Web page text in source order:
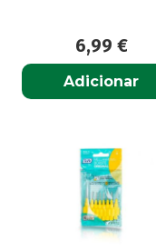
6,99 €
Adicionar